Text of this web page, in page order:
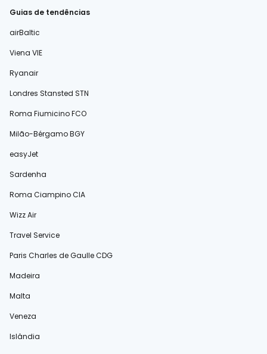
Guias de tendências
airBaltic
Viena VIE
Ryanair
Londres Stansted STN
Roma Fiumicino FCO
Milão-Bérgamo BGY
easyJet
Sardenha
Roma Ciampino CIA
Wizz Air
Travel Service
Paris Charles de Gaulle CDG
Madeira
Malta
Veneza
Islândia